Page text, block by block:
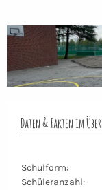
Daten & Fakten im
Schulform:
Schüleranzahl: